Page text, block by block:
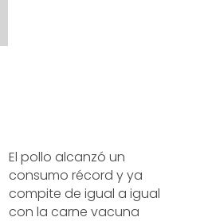
El pollo alcanzó un
consumo récord y ya
compite de igual a igual
con la carne vacuna